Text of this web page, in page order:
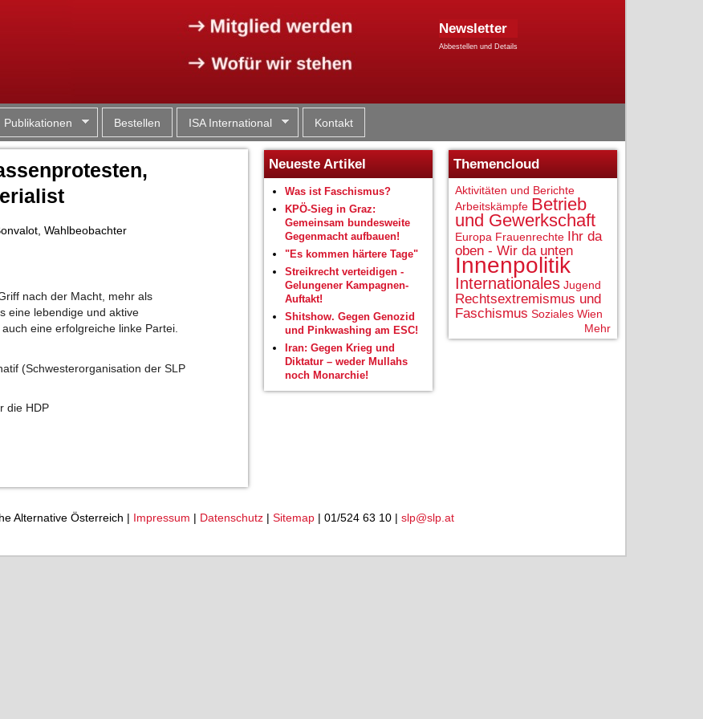
Newsletter
Abbestellen und Details
Publikationen Bestellen ISA International Kontakt
Wahlbeobachter
nach der Macht, mehr als
eine lebendige und aktive
eine erfolgreiche linke Partei.
(Schwesterorganisation der SLP
die HDP
Neueste Artikel
Was ist Faschismus?
KPÖ-Sieg in Graz:
Gemeinsam bundesweite
Gegenmacht aufbauen!
"Es kommen härtere Tage"
Streikrecht verteidigen -
Gelungener Kampagnen-
Auftakt!
Shitshow. Gegen Genozid
und Pinkwashing am ESC!
Iran: Gegen Krieg und
Diktatur – weder Mullahs
noch Monarchie!
Themencloud
Aktivitäten und Berichte
Arbeitskämpfe Betrieb
und Gewerkschaft
Europa Frauenrechte Ihr da
oben - Wir da unten
Innenpolitik
Internationales Jugend
Rechtsextremismus und
Faschismus Soziales Wien
Mehr
Alternative Österreich | Impressum | Datenschutz | Sitemap | 01/524 63 10 | slp@slp.at